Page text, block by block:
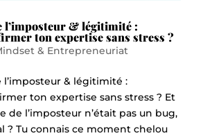
l’imposteur & légitimité :
ton expertise sans stress ?
& Entrepreneuriat
& légitimité :
ton expertise sans stress ? Et
de l’imposteur n’était pas un bug,
? Tu connais ce moment chelou